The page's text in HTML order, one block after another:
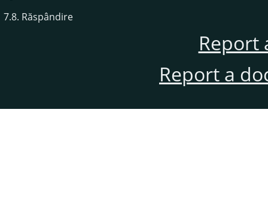
7.8. Răspândire
Report
Report a